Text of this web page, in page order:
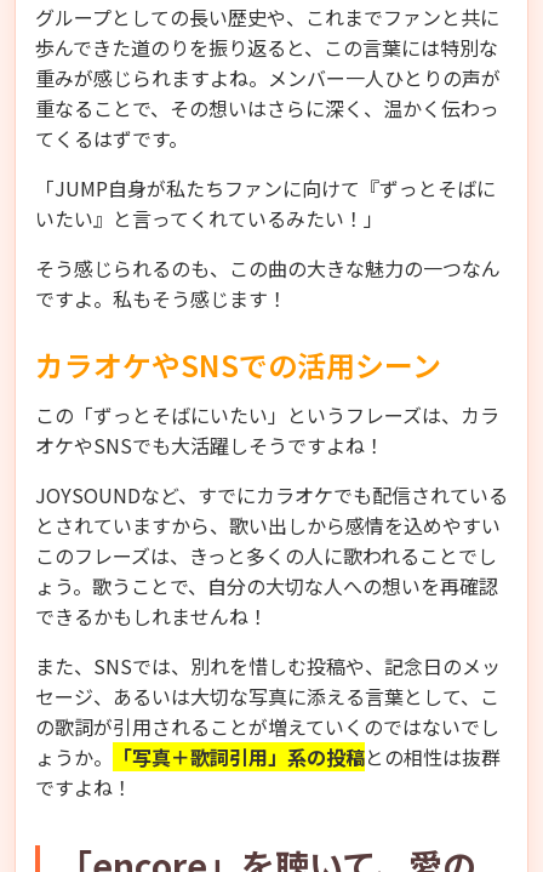
グループとしての長い歴史や、これまでファンと共に
歩んできた道のりを振り返ると、この言葉には特別な
重みが感じられますよね。メンバー一人ひとりの声が
重なることで、その想いはさらに深く、温かく伝わっ
てくるはずです。
「JUMP自身が私たちファンに向けて『ずっとそばに
いたい』と言ってくれているみたい！」
そう感じられるのも、この曲の大きな魅力の一つなん
ですよ。私もそう感じます！
カラオケやSNSでの活用シーン
この「ずっとそばにいたい」というフレーズは、カラ
オケやSNSでも大活躍しそうですよね！
JOYSOUNDなど、すでにカラオケでも配信されている
とされていますから、歌い出しから感情を込めやすい
このフレーズは、きっと多くの人に歌われることでし
ょう。歌うことで、自分の大切な人への想いを再確認
できるかもしれませんね！
また、SNSでは、別れを惜しむ投稿や、記念日のメッ
セージ、あるいは大切な写真に添える言葉として、こ
の歌詞が引用されることが増えていくのではないでし
ょうか。
「写真＋歌詞引用」系の投稿との相性は抜群
ですよね！